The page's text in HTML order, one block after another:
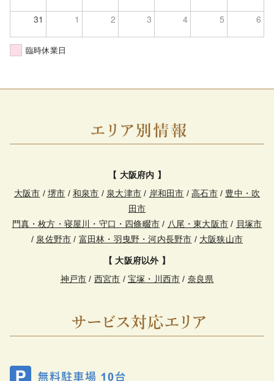
31 1 2 3 4 5 6
臨時休業日
【 大阪府内 】
大阪市 /堺市 /和泉市 / 泉大津市 / 岸和田市 /高石市/ 豊中・吹
田市
門真・枚方・寝屋川・守口・四條畷市 / 八尾・東大阪市 / 貝塚市
/ 泉佐野市 / 富田林・羽曳野・河内長野市 / 大阪狭山市
【 大阪府以外 】
神戸市 / 西宮市 / 宝塚・川西市 / 奈良県